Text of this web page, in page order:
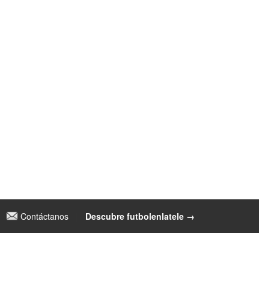
Contáctanos Descubre futbolenlatele →